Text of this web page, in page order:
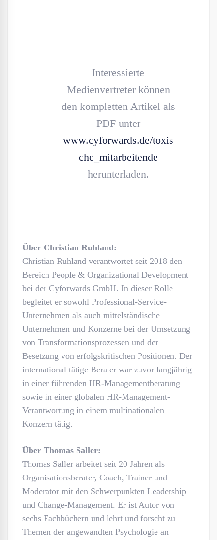
Interessierte
Medienvertreter können
den kompletten Artikel als
PDF unter
www.cyforwards.de/toxis
che_mitarbeitende
herunterladen.
Über Christian Ruhland:
Christian Ruhland verantwortet seit 2018 den
Bereich People & Organizational Development
bei der Cyforwards GmbH. In dieser Rolle
begleitet er sowohl Professional-Service-
Unternehmen als auch mittelständische
Unternehmen und Konzerne bei der Umsetzung
von Transformationsprozessen und der
Besetzung von erfolgskritischen Positionen. Der
international tätige Berater war zuvor langjährig
in einer führenden HR-Managementberatung
sowie in einer globalen HR-Management-
Verantwortung in einem multinationalen
Konzern tätig.
Über Thomas Saller:
Thomas Saller arbeitet seit 20 Jahren als
Organisationsberater, Coach, Trainer und
Moderator mit den Schwerpunkten Leadership
und Change-Management. Er ist Autor von
sechs Fachbüchern und lehrt und forscht zu
Themen der angewandten Psychologie an